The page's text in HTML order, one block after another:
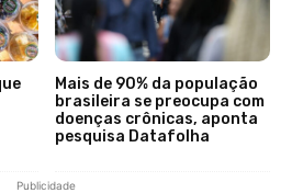
Mais de 90% da população
brasileira se preocupa com
doenças crônicas, aponta
pesquisa Datafolha
Publicidade